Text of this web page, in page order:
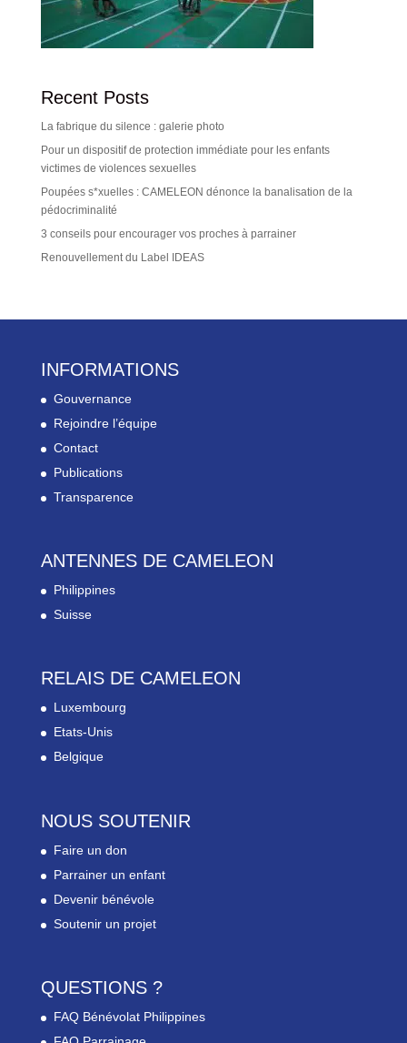
Recent Posts
La fabrique du silence : galerie photo
Pour un dispositif de protection immédiate pour les enfants
victimes de violences sexuelles
Poupées s*xuelles : CAMELEON dénonce la banalisation de la
pédocriminalité
3 conseils pour encourager vos proches à parrainer
Renouvellement du Label IDEAS
INFORMATIONS
Gouvernance
Rejoindre l’équipe
Contact
Publications
Transparence
ANTENNES DE CAMELEON
Philippines
Suisse
RELAIS DE CAMELEON
Luxembourg
Etats-Unis
Belgique
NOUS SOUTENIR
Faire un don
Parrainer un enfant
Devenir bénévole
Soutenir un projet
QUESTIONS ?
FAQ Bénévolat Philippines